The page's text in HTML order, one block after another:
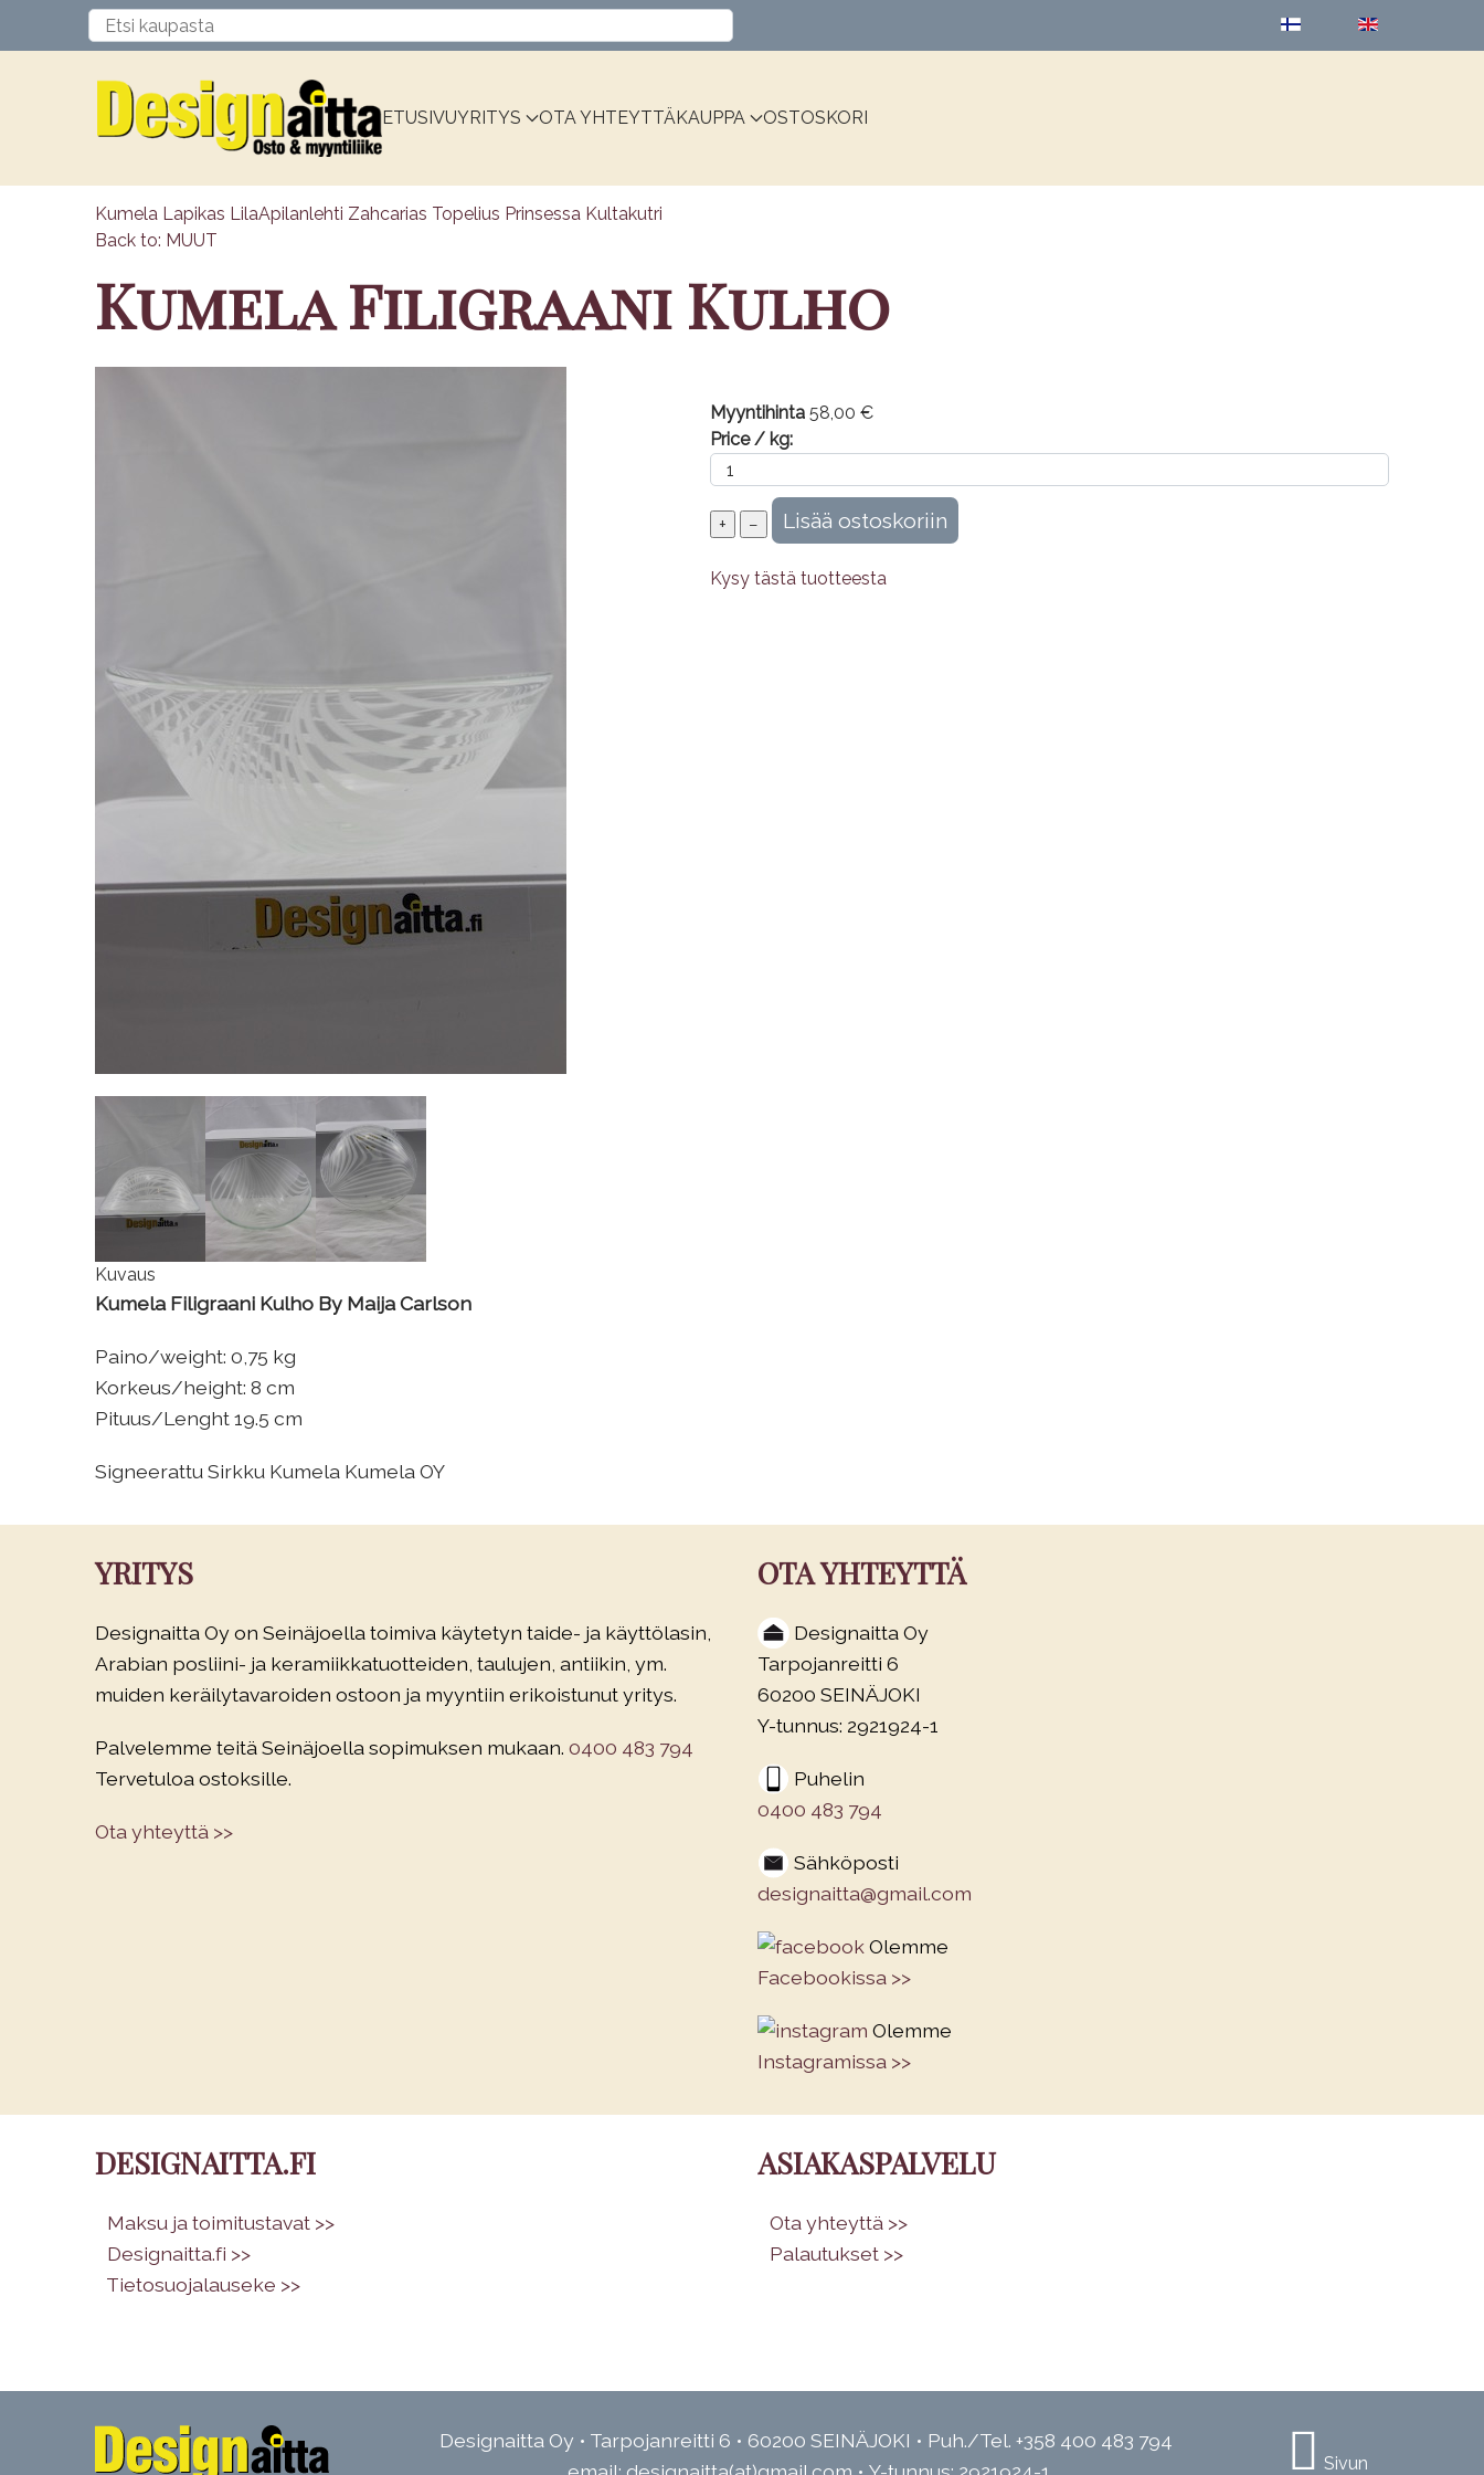
ETUSIVUYRITYS OTA YHTEYTTÄKAUPPA OSTOSKORI
Kumela Lapikas LilaApilanlehti Zahcarias Topelius Prinsessa Kultakutri
Back to: MUUT
Kumela Filigraani Kulho
Myyntihinta 58,00 €
Price / kg:
Kysy tästä tuotteesta
Kuvaus
Kumela Filigraani Kulho By Maija Carlson
Paino/weight: 0,75 kg
Korkeus/height: 8 cm
Pituus/Lenght 19.5 cm
Signeerattu Sirkku Kumela Kumela OY
YRITYS
Designaitta Oy on Seinäjoella toimiva käytetyn taide- ja käyttölasin,
Arabian posliini- ja keramiikkatuotteiden, taulujen, antiikin, ym.
muiden keräilytavaroiden ostoon ja myyntiin erikoistunut yritys.
Palvelemme teitä Seinäjoella sopimuksen mukaan. 0400 483 794
Tervetuloa ostoksille.
Ota yhteyttä >>
OTA YHTEYTTÄ
Designaitta Oy
Tarpojanreitti 6
60200 SEINÄJOKI
Y-tunnus: 2921924-1
Puhelin
0400 483 794
Sähköposti
designaitta@gmail.com
Olemme
Facebookissa >>
Olemme
Instagramissa >>
DESIGNAITTA.FI
Maksu ja toimitustavat >>
Designaitta.fi >>
Tietosuojalauseke >>
ASIAKASPALVELU
Ota yhteyttä >>
Palautukset >>
Designaitta Oy • Tarpojanreitti 6 • 60200 SEINÄJOKI • Puh./Tel. +358 400 483 794
Sivun